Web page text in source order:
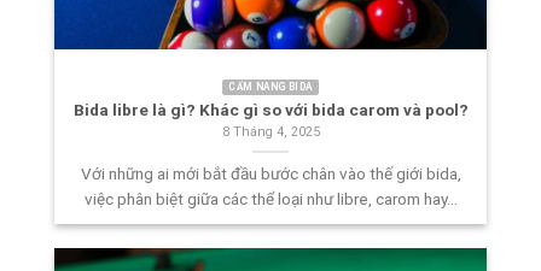
CẨM NANG BIDA
Bida libre là gì? Khác gì so với bida carom và pool?
8 Tháng 4, 2025
Với những ai mới bắt đầu bước chân vào thế giới bida,
việc phân biệt giữa các thể loại như libre, carom hay...